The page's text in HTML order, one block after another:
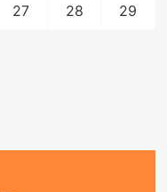
27 28 29